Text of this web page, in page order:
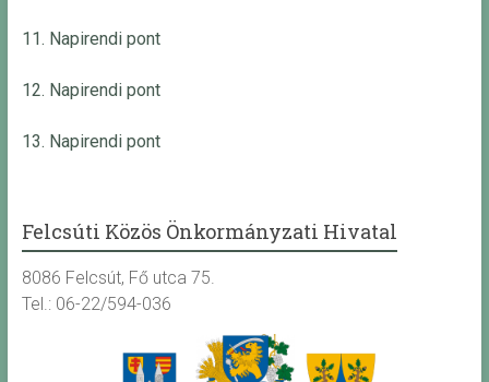
11. Napirendi pont
12. Napirendi pont
13. Napirendi pont
Felcsúti Közös Önkormányzati Hivatal
8086 Felcsút, Fő utca 75.
Tel.: 06-22/594-036